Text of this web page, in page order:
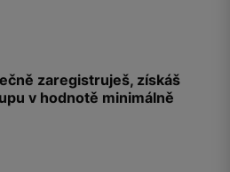
zaregistruješ, získáš
v hodnotě minimálně